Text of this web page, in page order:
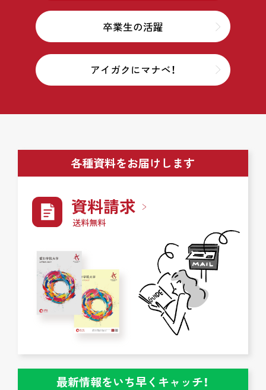
卒業生の活躍
アイガクにマナベ！
各種資料をお届けします
資料請求
送料無料
最新情報をいち早くキャッチ！